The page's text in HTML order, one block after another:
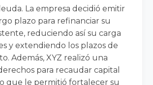
La empresa decidió emitir
plazo para refinanciar su
reduciendo así su carga
y extendiendo los plazos de
Además, XYZ realizó una
para recaudar capital
que le permitió fortalecer su